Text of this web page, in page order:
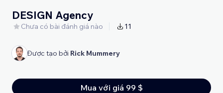
DESIGN Agency
Chưa có bài đánh giá nào 11
Được tạo bởi Rick Mummery
Mua với giá 99 $